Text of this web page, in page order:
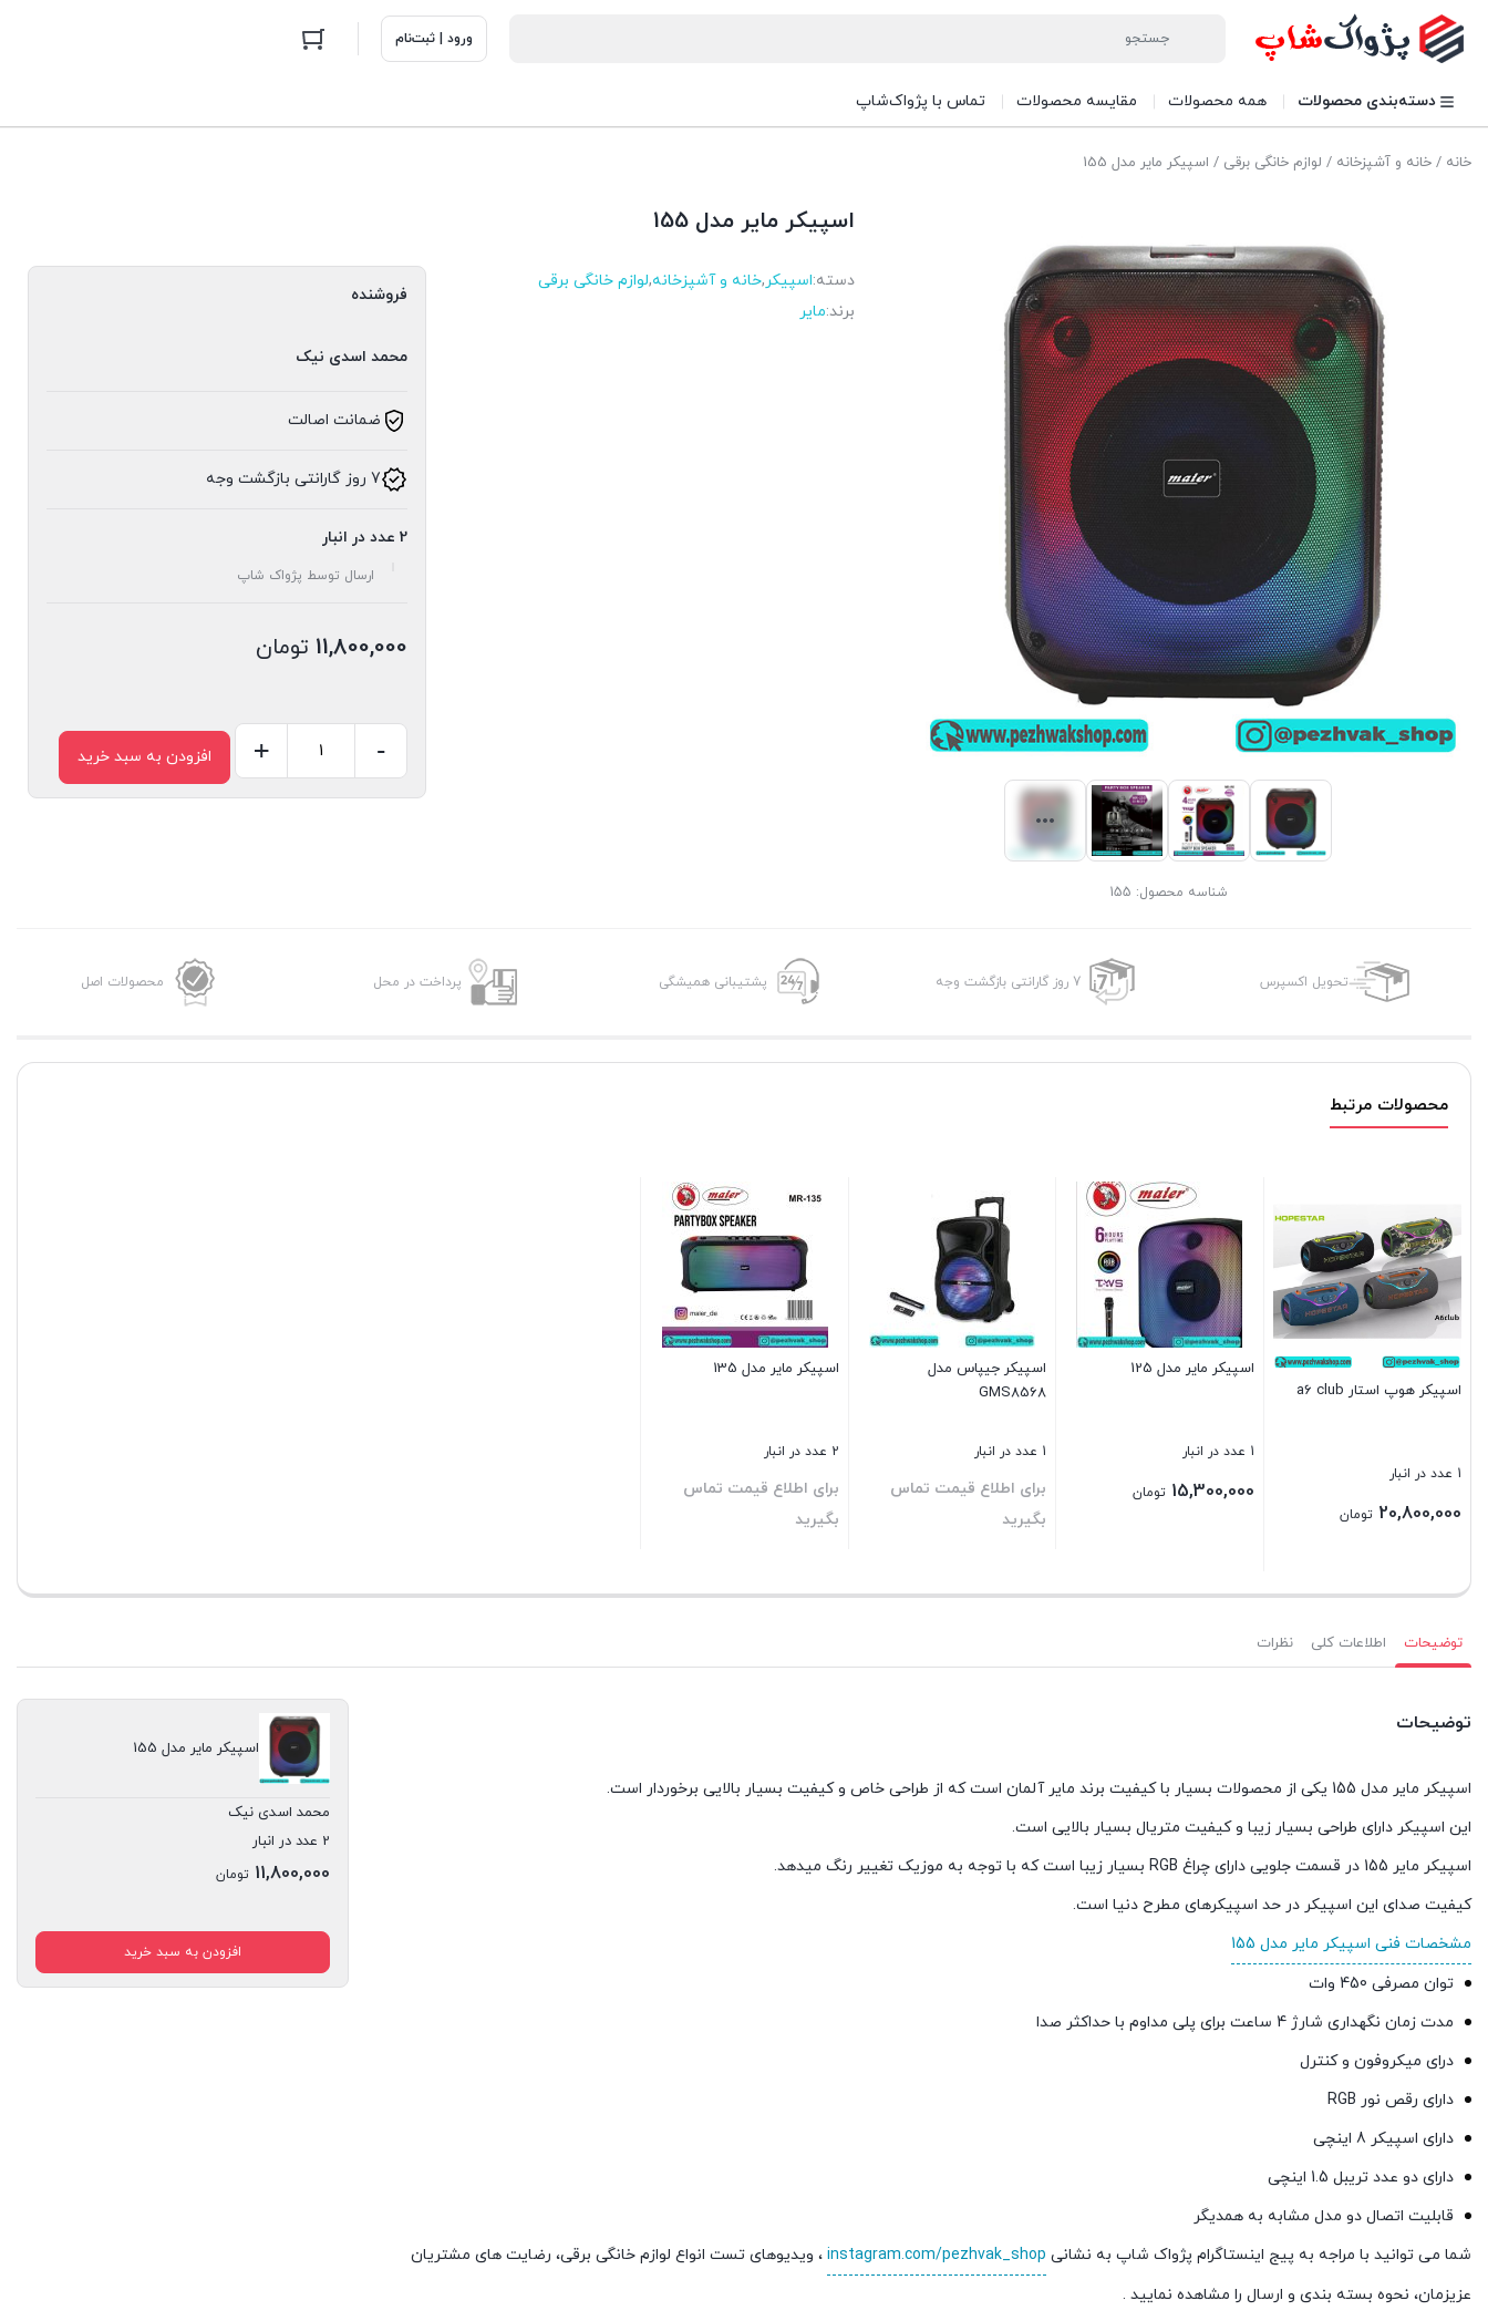
ورود | ثبت‌نام
دسته‌بندی محصولات همه محصولات مقایسه محصولات تماس با پژواک‌شاپ
خانه / خانه و آشپزخانه / لوازم خانگی برقی / اسپیکر مایر مدل 155
شناسه محصول: 155
اسپیکر مایر مدل 155
دسته:اسپیکر,خانه و آشپزخانه,لوازم خانگی برقی
برند:مایر
فروشنده
محمد اسدی نیک
ضمانت اصالت
7 روز گارانتی بازگشت وجه
2 عدد در انبار
ارسال توسط پژواک شاپ
11,800,000 تومان
مایر
-
+ افزودن به سبد خرید
تحویل اکسپرس 7 روز گارانتی بازگشت وجه پشتیبانی همیشگی پرداخت در محل محصولات اصل
محصولات مرتبط
اسپیکر هوپ استار a6 club
1 عدد در انبار
20,800,000 تومان
بستن
اسپیکر مایر مدل 125
1 عدد در انبار
15,300,000 تومان
اسپیکر جیپاس مدل
GMS8568
1 عدد در انبار
برای اطلاع قیمت تماس
بگیرید
اسپیکر مایر مدل 135
2 عدد در انبار
برای اطلاع قیمت تماس
بگیرید
توضیحات اطلاعات کلی نظرات
توضیحات
اسپیکر مایر مدل 155 یکی از محصولات بسیار با کیفیت برند مایر آلمان است که از طراحی خاص و کیفیت بسیار بالایی برخوردار است.
این اسپیکر دارای طراحی بسیار زیبا و کیفیت متریال بسیار بالایی است.
اسپیکر مایر 155 در قسمت جلویی دارای چراغ RGB بسیار زیبا است که با توجه به موزیک تغییر رنگ میدهد.
کیفیت صدای این اسپیکر در حد اسپیکرهای مطرح دنیا است.
مشخصات فنی اسپیکر مایر مدل 155
توان مصرفی 450 وات
مدت زمان نگهداری شارژ 4 ساعت برای پلی مداوم با حداکثر صدا
درای میکروفون و کنترل
دارای رقص نور RGB
دارای اسپیکر 8 اینچی
دارای دو عدد تریبل 1.5 اینچی
قابلیت اتصال دو مدل مشابه به همدیگر
شما می توانید با مراجه به پیج اینستاگرام پژواک شاپ به نشانی instagram.com/pezhvak_shop ، ویدیوهای تست انواع لوازم خانگی برقی، رضایت های مشتریان
عزیزمان، نحوه بسته بندی و ارسال را مشاهده نمایید .
اسپیکر مایر مدل 155
محمد اسدی نیک
2 عدد در انبار
11,800,000 تومان
افزودن به سبد خرید